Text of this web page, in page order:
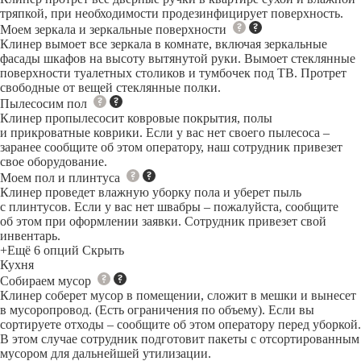
тряпкой, при необходимости продезинфицирует поверхность.
Моем зеркала и зеркальные поверхности
Клинер вымоет все зеркала в комнате, включая зеркальные
фасады шкафов на высоту вытянутой руки. Вымоет стеклянные
поверхности туалетных столиков и тумбочек под ТВ. Протрет
свободные от вещей стеклянные полки.
Пылесосим пол
Клинер пропылесосит ковровые покрытия, полы
и прикроватные коврики. Если у вас нет своего пылесоса –
заранее сообщите об этом оператору, наш сотрудник привезет
свое оборудование.
Моем пол и плинтуса
Клинер проведет влажную уборку пола и уберет пыль
с плинтусов. Если у вас нет швабры – пожалуйста, сообщите
об этом при оформлении заявки. Сотрудник привезет свой
инвентарь.
+Ещё 6 опций Скрыть
Кухня
Собираем мусор
Клинер соберет мусор в помещении, сложит в мешки и вынесет
в мусоропровод. (Есть ограничения по объему). Если вы
сортируете отходы – сообщите об этом оператору перед уборкой.
В этом случае сотрудник подготовит пакеты с отсортированным
мусором для дальнейшей утилизации.